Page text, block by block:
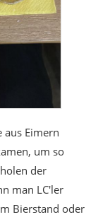
aus Eimern
um so
der
man LC'ler
Bierstand oder